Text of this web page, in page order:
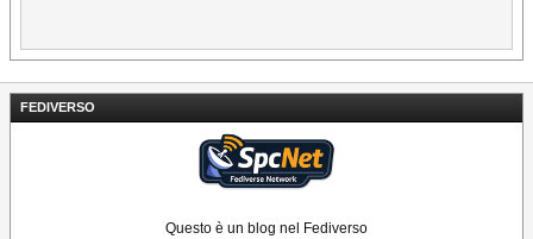
FEDIVERSO
Questo è un blog nel Fediverso